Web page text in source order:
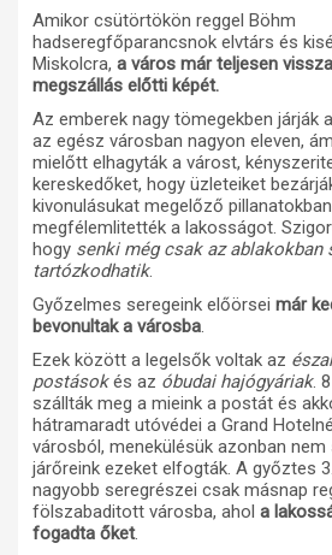
Amikor csütörtökön reggel Böhm
hadseregfőparancsnok elvtárs és
Miskolcra, a város már teljesen
megszállás előtti képét.
Az emberek nagy tömegekben járják
az egész városban nagyon eleven,
mielőtt elhagyták a várost,
kereskedőket, hogy üzleteiket
kivonulásukat megelőző
megfélemlitették a lakosságot.
hogy senki még csak az ablakokban
tartózkodhatik.
Győzelmes seregeink előörsei már
bevonultak a városba.
Ezek között a legelsők voltak az
postásokés az óbudai hajógyáriak.
szállták meg a mieink a postát és
hátramaradt utóvédei a Grand
városból, menekülésük azonban
járőreink ezeket elfogták. A győztes
nagyobb seregrészei csak másnap
fölszabaditott városba, ahol a
fogadta őket.